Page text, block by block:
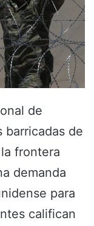
de
barricadas de
frontera
demanda
para
califican